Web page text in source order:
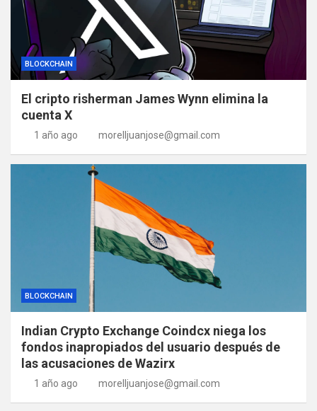
BLOCKCHAIN
El cripto risherman James Wynn elimina la
cuenta X
1 año ago morelljuanjose@gmail.com
BLOCKCHAIN
Indian Crypto Exchange Coindcx niega los
fondos inapropiados del usuario después de
las acusaciones de Wazirx
1 año ago morelljuanjose@gmail.com